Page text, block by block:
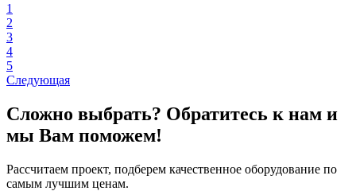
1
2
3
4
5
Следующая
Сложно выбрать? Обратитесь к нам и
мы Вам поможем!
Рассчитаем проект, подберем качественное оборудование по
самым лучшим ценам.